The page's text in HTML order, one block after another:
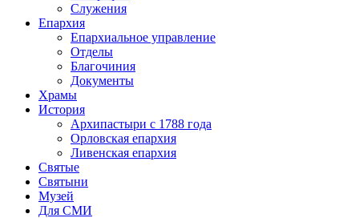
Служения
Епархия
Епархиальное управление
Отделы
Благочиния
Документы
Храмы
История
Архипастыри с 1788 года
Орловская епархия
Ливенская епархия
Святые
Святыни
Музей
Для СМИ